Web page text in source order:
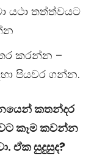
යථා තත්ත්වයට
කරන්න –
පියවර ගන්න.
කතන්දර
කෑම කවන්න
ඒක සුදුසුද?